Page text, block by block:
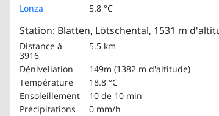
Lonza 5.8 °C
Station: Blatten, Lötschental, 1531 m
Distance à
3916
5.5 km
Dénivellation
149m (1382 m d'altitude)
Température
18.8 °C
Ensoleillement
10 de 10 min
Précipitations
0 mm/h